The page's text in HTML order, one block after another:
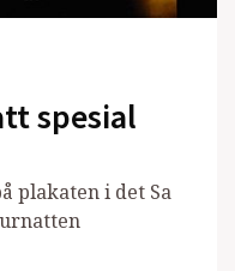
spesial
plakaten i det Sa